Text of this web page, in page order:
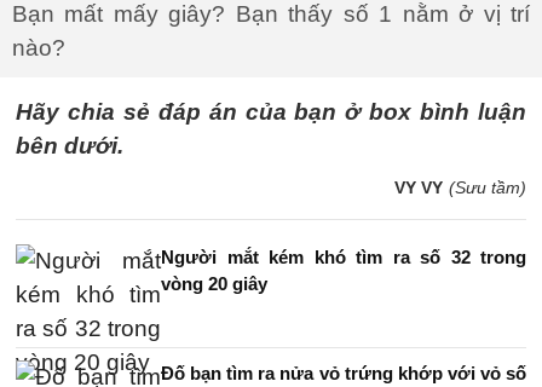
Bạn mất mấy giây? Bạn thấy số 1 nằm ở vị trí
nào?
Hãy chia sẻ đáp án của bạn ở box bình luận
bên dưới.
VY VY (Sưu tầm)
Người mắt kém khó tìm ra số 32 trong
vòng 20 giây
Đố bạn tìm ra nửa vỏ trứng khớp với vỏ số